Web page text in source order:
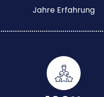
Jahre Erfahrung